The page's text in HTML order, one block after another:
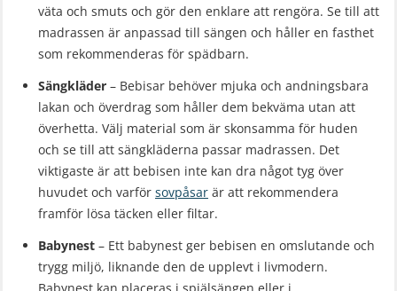
väta och smuts och gör den enklare att rengöra. Se till att
madrassen är anpassad till sängen och håller en fasthet
som rekommenderas för spädbarn.
Sängkläder – Bebisar behöver mjuka och andningsbara
lakan och överdrag som håller dem bekväma utan att
överhetta. Välj material som är skonsamma för huden
och se till att sängkläderna passar madrassen. Det
viktigaste är att bebisen inte kan dra något tyg över
huvudet och varför sovpåsar är att rekommendera
framför lösa täcken eller filtar.
Babynest – Ett babynest ger bebisen en omslutande och
trygg miljö, liknande den de upplevt i livmodern.
Babynest kan placeras i spjälsängen eller i